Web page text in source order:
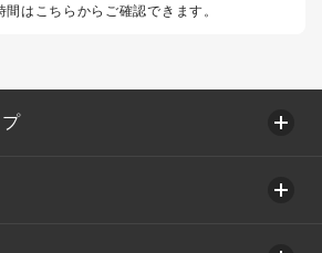
間はこちらからご確認できます。